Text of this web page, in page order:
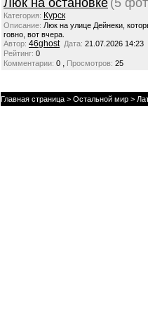
Люк на остановке (5
Категория: Курск
Описание: Люк на улице Дейнеки,
говно, вот вчера.
Автор: 46ghost Дата: 21.07.2026 14:23
Рейтинг: 0
Комментарии: 0 , Просмотров: 25
Главная страница > Остальной мир >